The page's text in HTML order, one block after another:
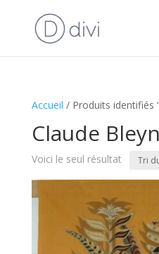
Accueil / Produits identifiés
Claude
Voici le seul résultat